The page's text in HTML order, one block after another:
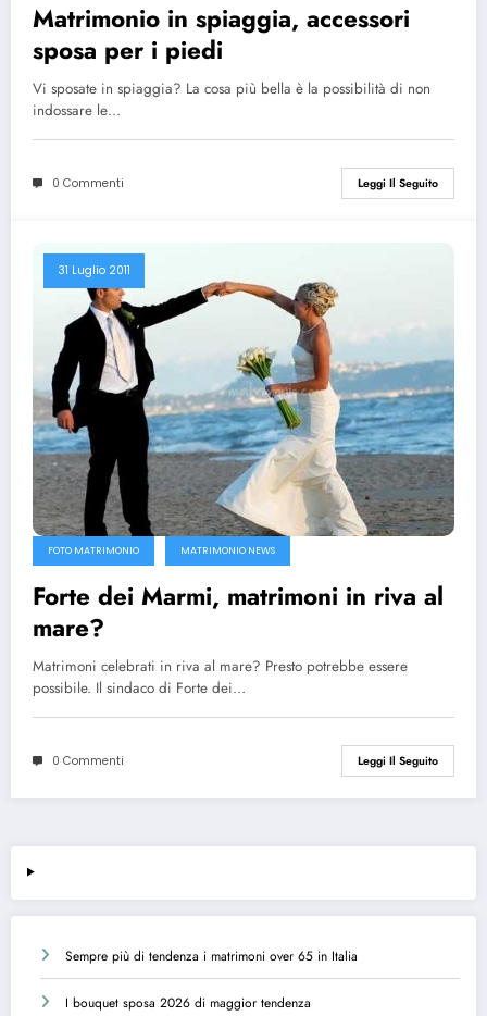
Matrimonio in spiaggia, accessori
sposa per i piedi
Vi sposate in spiaggia? La cosa più bella è la possibilità di non
indossare le…
0 Commenti Leggi Il Seguito
31 Luglio 2011
FOTO MATRIMONIO MATRIMONIO NEWS
Forte dei Marmi, matrimoni in riva al
mare?
Matrimoni celebrati in riva al mare? Presto potrebbe essere
possibile. Il sindaco di Forte dei…
0 Commenti Leggi Il Seguito
Sempre più di tendenza i matrimoni over 65 in Italia
I bouquet sposa 2026 di maggior tendenza